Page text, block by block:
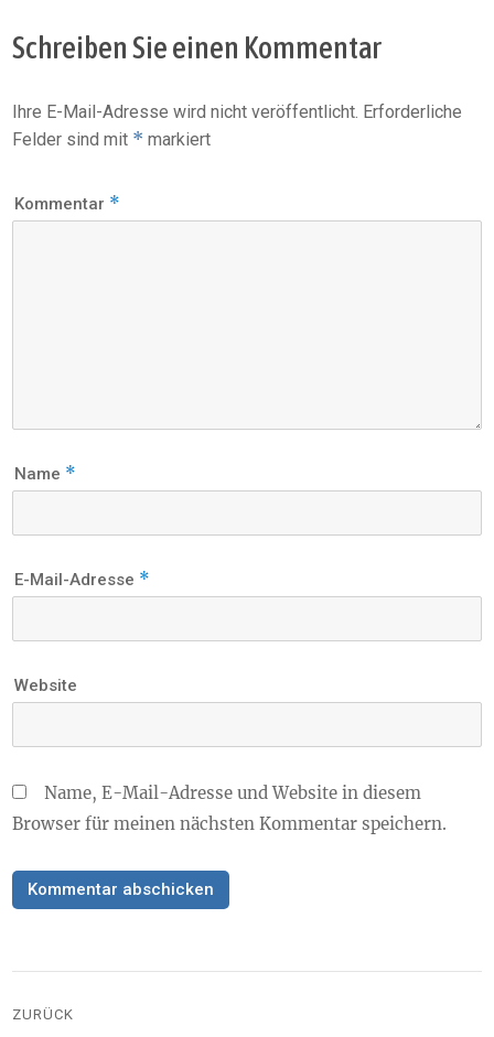
Schreiben Sie einen Kommentar
Ihre E-Mail-Adresse wird nicht veröffentlicht. Erforderliche
Felder sind mit * markiert
Kommentar *
Name *
E-Mail-Adresse *
Website
Name, E-Mail-Adresse und Website in diesem
Browser für meinen nächsten Kommentar speichern.
ZURÜCK